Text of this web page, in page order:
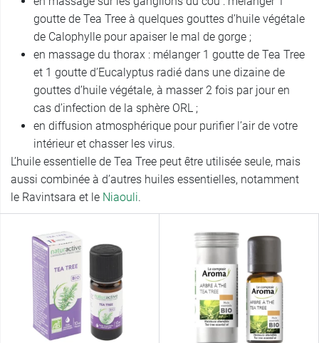
goutte de Tea Tree à quelques gouttes d’huile végétale
de Calophylle pour apaiser le mal de gorge ;
en massage du thorax : mélanger 1 goutte de Tea Tree
et 1 goutte d’Eucalyptus radié dans une dizaine de
gouttes d’huile végétale, à masser 2 fois par jour en
cas d’infection de la sphère ORL ;
en diffusion atmosphérique pour purifier l’air de votre
intérieur et chasser les virus.
L’huile essentielle de Tea Tree peut être utilisée seule, mais
aussi combinée à d’autres huiles essentielles, notamment
le Ravintsara et le Niaouli.